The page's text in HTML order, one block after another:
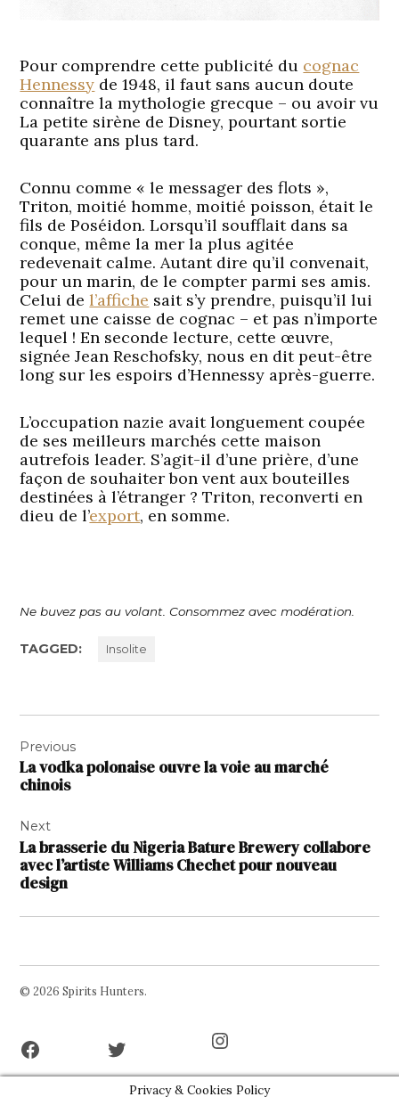
Pour comprendre cette publicité du cognac
Hennessy de 1948, il faut sans aucun doute
connaître la mythologie grecque – ou avoir vu
La petite sirène de Disney, pourtant sortie
quarante ans plus tard.
Connu comme « le messager des flots »,
Triton, moitié homme, moitié poisson, était le
fils de Poséidon. Lorsqu’il soufflait dans sa
conque, même la mer la plus agitée
redevenait calme. Autant dire qu’il convenait,
pour un marin, de le compter parmi ses amis.
Celui del’affiche sait s’y prendre, puisqu’il lui
remet une caisse de cognac – et pas n’importe
lequel ! En seconde lecture, cette œuvre,
signée Jean Reschofsky, nous en dit peut-être
long sur les espoirs d’Hennessy après-guerre.
L’occupation nazie avait longuement coupée
de ses meilleurs marchés cette maison
autrefois leader. S’agit-il d’une prière, d’une
façon de souhaiter bon vent aux bouteilles
destinées à l’étranger ? Triton, reconverti en
dieu de l’export, en somme.
Ne buvez pas au volant. Consommez avec modération.
TAGGED: Insolite
de
l’article
Previous
La vodka polonaise ouvre la voie au marché
chinois
Next
La brasserie du Nigeria Bature Brewery collabore
avec l’artiste Williams Chechet pour nouveau
design
© 2026 Spirits Hunters.
Privacy & Cookies Policy